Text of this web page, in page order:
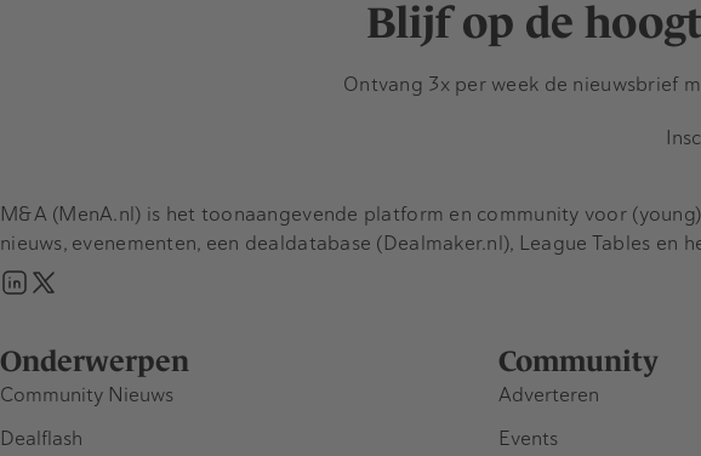
Blijf op de
Ontvang 3x per week de nieuwsbrief
Onderwerpen
Community Nieuws
Dealflash
Community
Adverteren
Events
M&A (MenA.nl) is het toonaangevende platform en community voor
nieuws, evenementen, een dealdatabase (Dealmaker.nl), League Tables en